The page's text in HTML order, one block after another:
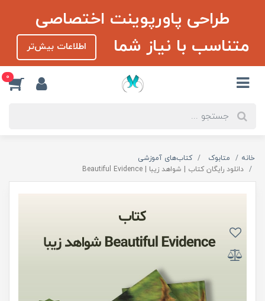
طراحی پاورپوینت اختصاصی
متناسب با نیاز شما
اطلاعات بیش‌تر
0
خانه متابوک
کتاب‌های آموزشی
دانلود رایگان کتاب | شواهد زیبا | Beautiful Evidence